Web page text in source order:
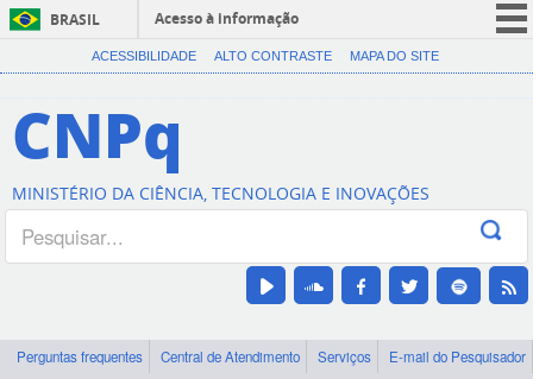
BRASIL
Acesso à informação
CORONAVÍRUS (COVID-19)
Canais
ACESSIBILIDADE ALTO CONTRASTE MAPA DO SITE
CNPq
MINISTÉRIO DA CIÊNCIA, TECNOLOGIA E INOVAÇÕES
Perguntas frequentes Central de Atendimento Serviços
E-mail do Pesquisador